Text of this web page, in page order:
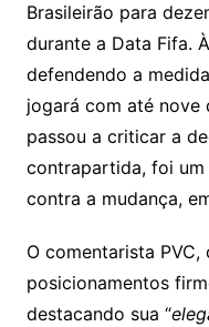
Brasileirão para
durante a Data Fifa.
defendendo a
jogará com até nove
passou a criticar a
contrapartida, foi
contra a mudança,
O comentarista
posicionamentos
destacando sua “